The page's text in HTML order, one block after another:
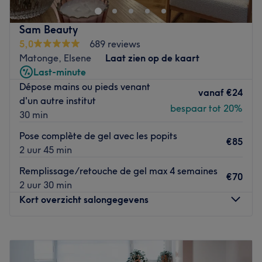
Transport public le plus proche :
À proximité de l’arrêt de bus Malibran, garantissant une
accessibilité pratique.
L’équipe :
Une équipe d’experts en onglerie accueille ses clientes
avec professionnalisme pour des soins précis et
personnalisés.
Nos coups de cœur :
L’atmosphère : Un cadre agréable et raffiné, pensé pour
une mise en beauté relaxante.
mains réalisés avec minutie pour sublimer chaque détail.
Go to venue
Sam Beauty
5,0
689 reviews
Matonge, Elsene
Laat zien op de kaart
Last-minute
Dépose mains ou pieds venant
d'un autre institut
30 min
vanaf €24
bespaar tot 20%
Pose complète de gel avec les popits
2 uur 45 min
€85
Remplissage/retouche de gel max 4 semaines
2 uur 30 min
€70
Kort overzicht salongegevens